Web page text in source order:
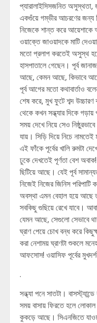
প্যারালাইসিসজনিত অসুস্থতা,
একগুঁয়ে গম্ভীর আচরণের জন্য
নিজেকে শান্ত করে আয়েশাকে
ওয়াক্তে জাওয়াদকে মাটি
মতো প্রলাপ করতেই অসুস্থ
হাসপাতালে গেছেন। পূর্ব
আছে, কেমন আছে, কিভাবে
পূর্ব আগের মতো কথাবার্তাও
শেষ করে, মুখ ফুটে শব্দ
থেকে কখন সন্ধ্যার দিকে
সময় দেখে নিয়ে সেও
যায়। সিড়ি দিয়ে নিচে
এই ফাঁকে পূর্বের খালি রুমটা
ঢুকে দেখতেই পূর্ণতা বেশ
ছিটিয়ে আছে। যেই পূর্ব
নিজেই নিজের জিনিস
অবস্থা এমন বেহাল হয়ে আছে
সবকিছু গুছিয়ে রেখে যাবে।
যেমন আছে, সেগুলো সেভাবে
ঘ্রাণ পেয়ে চোখ বন্ধ করে
করা নেশাময় ঘ্রাণটা শুকলে
আফসোস! ওয়াসিফ পূর্বের
.
সন্ধ্যা পনে সাতটা।
সময় বাসায় ফিরতে হলে
কুকড়ে আছে। সিএনজিতে